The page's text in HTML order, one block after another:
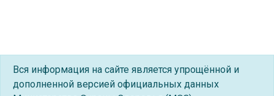
Вся информация на сайте является упрощённой и
дополненной версией официальных данных